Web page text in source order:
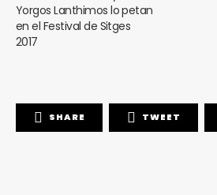
Yorgos Lanthimos lo petan
en el Festival de Sitges
2017
SHARE TWEET